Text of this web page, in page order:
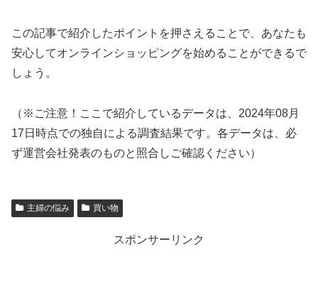
この記事で紹介したポイントを押さえることで、あなたも
安心してオンラインショッピングを始めることができるで
しょう。
（※ご注意！ここで紹介しているデータは、2024年08月
17日時点での独自による調査結果です。各データは、必
ず運営会社発表のものと照合しご確認ください）
主婦の悩み 買い物
スポンサーリンク